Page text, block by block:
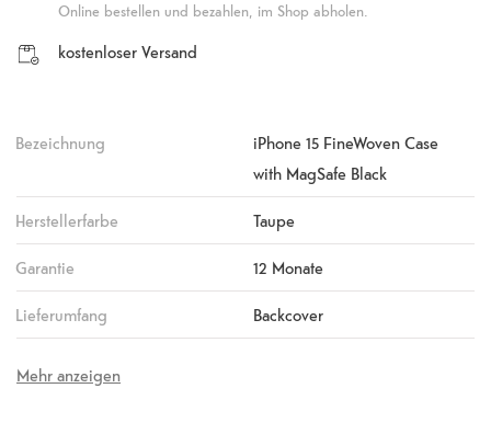
Online bestellen und bezahlen, im Shop abholen.
kostenloser Versand
Bezeichnung
iPhone 15 FineWoven Case
with MagSafe Black
Herstellerfarbe Taupe
Garantie 12 Monate
Lieferumfang Backcover
Mehr anzeigen